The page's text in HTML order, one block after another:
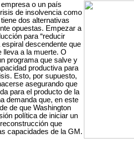
o un país
de insolvencia como
dos alternativas
opuestas. Empezar a
para “reducir
espiral descendente que
lleva a la muerte. O
programa que salve y
productiva para
Esto, por supuesto,
asegurando que
para el producto de la
demanda que, en este
de que Washington
política de iniciar un
que
capacidades de la GM.